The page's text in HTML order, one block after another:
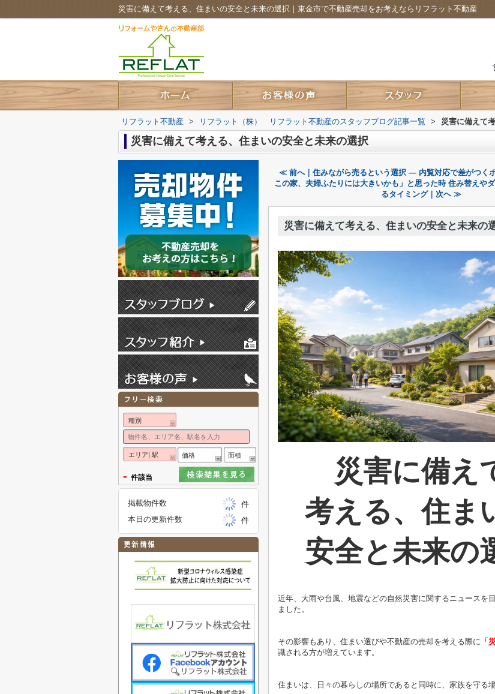
災害に備えて考える、住まいの安全と未来の選択｜東金市で不動産売却をお考えならリフラット不動産
リフラット不動産 > リフラット（株） リフラット不動産のスタッフブログ記事一覧 > 災害に備えて
災害に備えて考える、住まいの安全と未来の選択
≪ 前へ｜住みながら売るという選択 ― 内覧対応で差がつく
この家、夫婦ふたりには大きいかも」と思った時 住み替えや
るタイミング｜次へ ≫
災害に備えて考える、住まいの安全と未来の
災害に備え
考える、住ま
安全と未来の
近年、大雨や台風、地震などの自然災害に関するニュースを
ました。
その影響もあり、住まい選びや不動産の売却を考える際に 「
識される方が増えています。
住まいは、日々の暮らしの場所であると同時に、家族を守る
種別
エリア| 駅 価格 面積
- 件該当
掲載物件数
件
本日の更新件数
件